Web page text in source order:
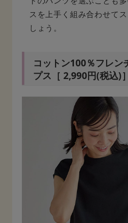
スを上手く組み合わせて
しょう。
コットン100％フレン
プス［ 2,990円(税込)］